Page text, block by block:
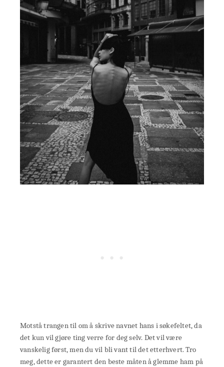
Motstå trangen til om å skrive navnet hans i søkefeltet, da
det kun vil gjøre ting verre for deg selv. Det vil være
vanskelig først, men du vil bli vant til det etterhvert. Tro
meg, dette er garantert den beste måten å glemme ham på